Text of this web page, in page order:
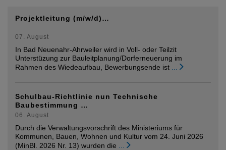
Projektleitung (m/w/d)…
07. August
In Bad Neuenahr-Ahrweiler wird in Voll- oder Teilzit
Unterstüzung zur Bauleitplanung/Dorferneuerung im
Rahmen des Wiedeaufbau, Bewerbungsende ist
Schulbau-Richtlinie nun Technische
Baubestimmung …
06. August
Durch die Verwaltungsvorschrift des Ministeriums für
Kommunen, Bauen, Wohnen und Kultur vom 24. Juni 2026
(MinBl. 2026 Nr. 13) wurden die